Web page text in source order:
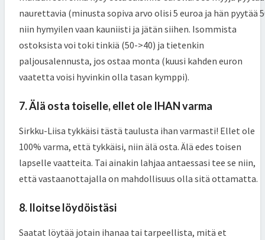
naurettavia (minusta sopiva arvo olisi 5 euroa ja hän pyytää
niin hymyilen vaan kauniisti ja jätän siihen. Isommista
ostoksista voi toki tinkiä (50->40) ja tietenkin
paljousalennusta, jos ostaa monta (kuusi kahden euron
vaatetta voisi hyvinkin olla tasan kymppi).
7. Älä osta toiselle, ellet ole IHAN varma
Sirkku-Liisa tykkäisi tästä taulusta ihan varmasti! Ellet ole
100% varma, että tykkäisi, niin älä osta. Älä edes toisen
lapselle vaatteita. Tai ainakin lahjaa antaessasi tee se niin,
että vastaanottajalla on mahdollisuus olla sitä ottamatta.
8. Iloitse löydöistäsi
Saatat löytää jotain ihanaa tai tarpeellista, mitä et